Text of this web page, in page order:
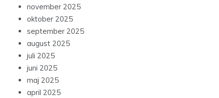
november 2025
oktober 2025
september 2025
august 2025
juli 2025
juni 2025
maj 2025
april 2025